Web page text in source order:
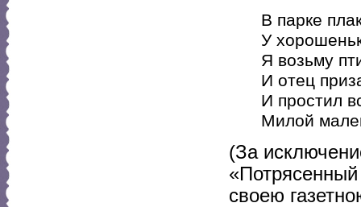
В парке
У
Я возьму
И отец
И простил
Милой
(За
своею